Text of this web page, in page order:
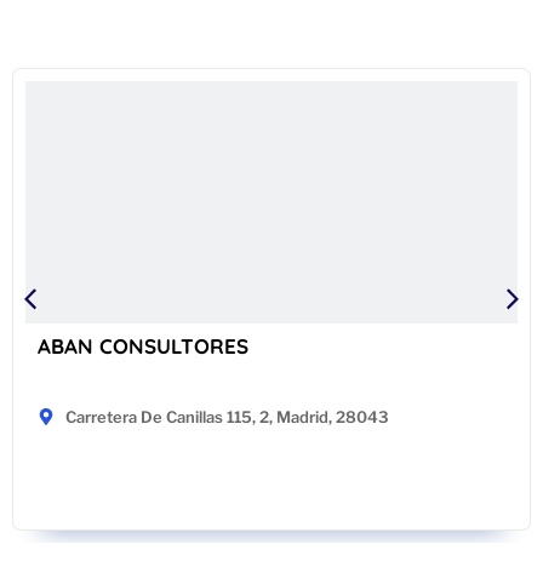
ABAN CONSULTORES
Carretera De Canillas 115, 2, Madrid, 28043